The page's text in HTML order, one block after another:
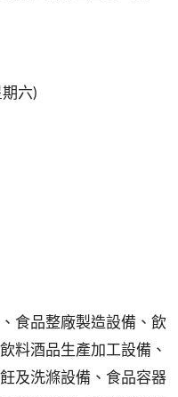
六)
食品整廠製造設備、飲
料酒品生產加工設備、
及洗滌設備、食品容器